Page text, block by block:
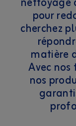
pour
cherchez
matière
Avec
nos